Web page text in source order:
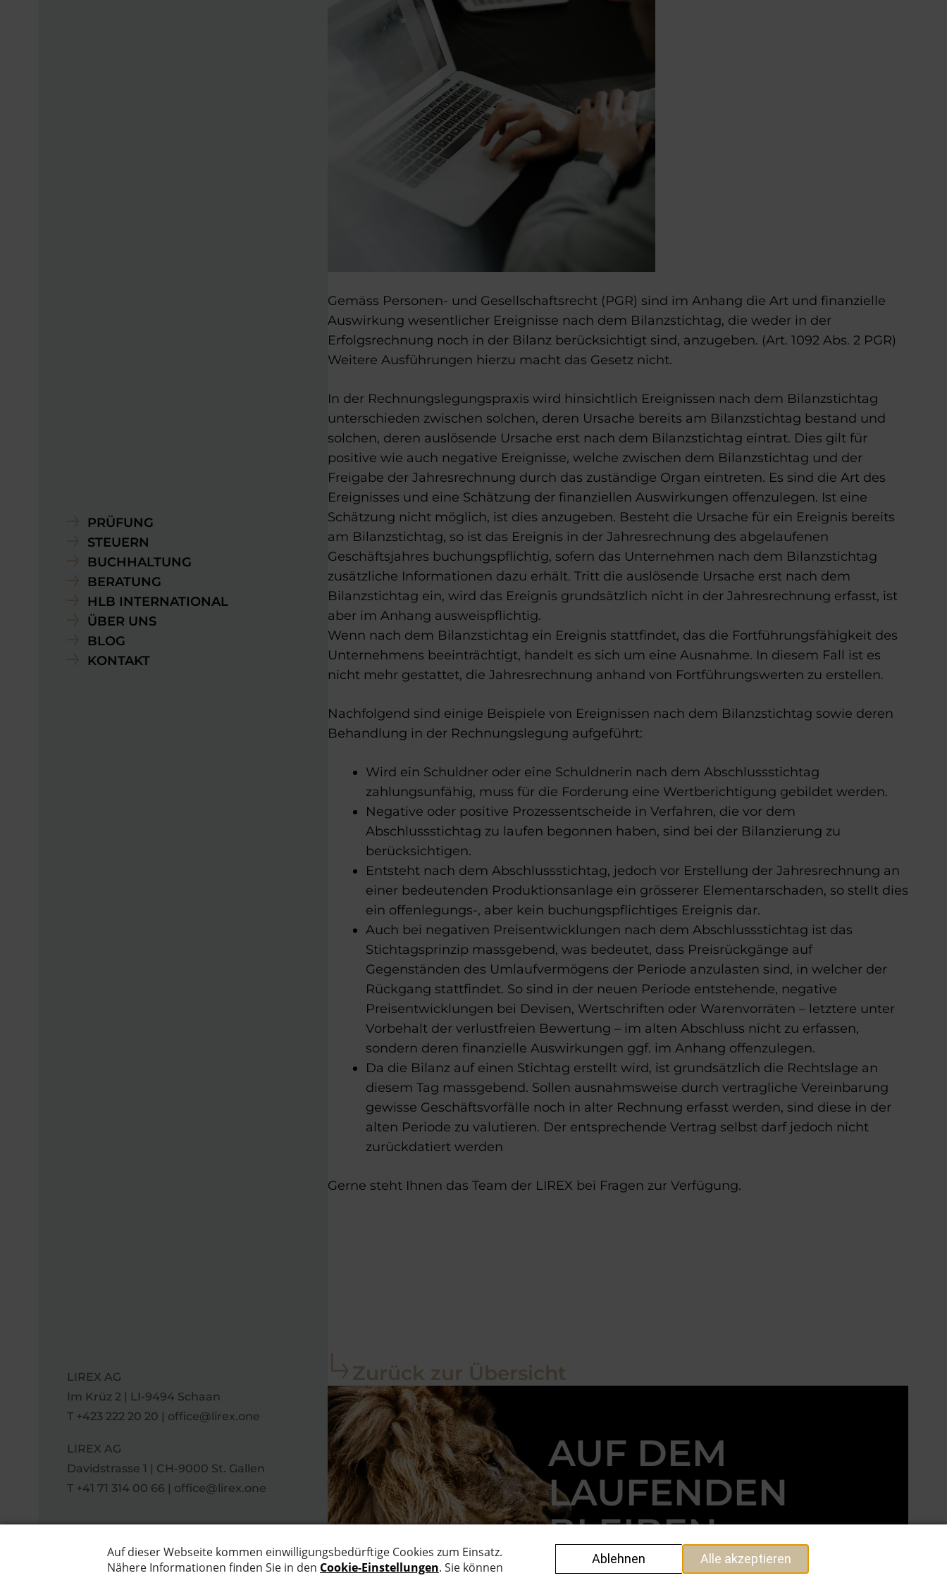
Gemäss Personen- und Gesellschaftsrecht (PGR) sind im Anhang die Art und finanzielle
Auswirkung wesentlicher Ereignisse nach dem Bilanzstichtag, die weder in der
Erfolgsrechnung noch in der Bilanz berücksichtigt sind, anzugeben. (Art. 1092 Abs. 2 PGR)
Weitere Ausführungen hierzu macht das Gesetz nicht.
In der Rechnungslegungspraxis wird hinsichtlich Ereignissen nach dem Bilanzstichtag
unterschieden zwischen solchen, deren Ursache bereits am Bilanzstichtag bestand und
solchen, deren auslösende Ursache erst nach dem Bilanzstichtag eintrat. Dies gilt für
positive wie auch negative Ereignisse, welche zwischen dem Bilanzstichtag und der
Freigabe der Jahresrechnung durch das zuständige Organ eintreten. Es sind die Art des
Ereignisses und eine Schätzung der finanziellen Auswirkungen offenzulegen. Ist eine
Schätzung nicht möglich, ist dies anzugeben. Besteht die Ursache für ein Ereignis bereits
am Bilanzstichtag, so ist das Ereignis in der Jahresrechnung des abgelaufenen
Geschäftsjahres buchungspflichtig, sofern das Unternehmen nach dem Bilanzstichtag
zusätzliche Informationen dazu erhält. Tritt die auslösende Ursache erst nach dem
Bilanzstichtag ein, wird das Ereignis grundsätzlich nicht in der Jahresrechnung erfasst, ist
aber im Anhang ausweispflichtig.
Wenn nach dem Bilanzstichtag ein Ereignis stattfindet, das die Fortführungsfähigkeit des
Unternehmens beeinträchtigt, handelt es sich um eine Ausnahme. In diesem Fall ist es
nicht mehr gestattet, die Jahresrechnung anhand von Fortführungswerten zu erstellen.
Nachfolgend sind einige Beispiele von Ereignissen nach dem Bilanzstichtag sowie deren
Behandlung in der Rechnungslegung aufgeführt:
Wird ein Schuldner oder eine Schuldnerin nach dem Abschlussstichtag
zahlungsunfähig, muss für die Forderung eine Wertberichtigung gebildet werden.
Negative oder positive Prozessentscheide in Verfahren, die vor dem
Abschlussstichtag zu laufen begonnen haben, sind bei der Bilanzierung zu
berücksichtigen.
Entsteht nach dem Abschlussstichtag, jedoch vor Erstellung der Jahresrechnung an
einer bedeutenden Produktionsanlage ein grösserer Elementarschaden, so stellt dies
ein offenlegungs-­, aber kein buchungspflichtiges Ereignis dar.
Auch bei negativen Preisentwicklungen nach dem Abschlussstichtag ist das
Stichtagsprinzip massgebend, was bedeutet, dass Preisrückgänge auf
Gegenständen des Umlaufvermögens der Periode anzulasten sind, in welcher der
Rückgang stattfindet. So sind in der neuen Periode entstehende, negative
Preisentwicklungen bei Devisen, Wertschriften oder Warenvorräten – letztere unter
Vorbehalt der verlustfreien Bewertung – im alten Abschluss nicht zu erfassen,
sondern deren finanzielle Auswirkungen ggf. im Anhang offenzulegen.
Da die Bilanz auf einen Stichtag erstellt wird, ist grundsätzlich die Rechtslage an
diesem Tag massgebend. Sollen ausnahmsweise durch vertragliche Vereinbarung
gewisse Geschäftsvorfälle noch in alter Rechnung erfasst werden, sind diese in der
alten Periode zu valutieren. Der entsprechende Vertrag selbst darf jedoch nicht
zurückdatiert werden
Gerne steht Ihnen das Team der LIREX bei Fragen zur Verfügung.
Zurück zur Übersicht
AUF DEM
LAUFENDEN
BLEIBEN.
PRÜFUNG
STEUERN
BUCHHALTUNG
BERATUNG
HLB INTERNATIONAL
ÜBER UNS
BLOG
KONTAKT
LIREX AG
Im Krüz 2 | LI-9494 Schaan
T +423 222 20 20 | office@lirex.one
LIREX AG
Davidstrasse 1 | CH-9000 St. Gallen
T +41 71 314 00 66 | office@lirex.one